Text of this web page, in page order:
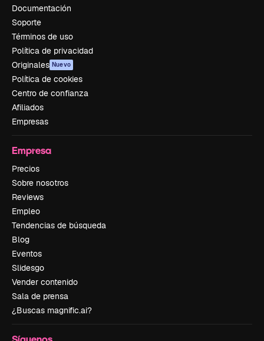
Documentación
Soporte
Términos de uso
Política de privacidad
Originales Nuevo
Política de cookies
Centro de confianza
Afiliados
Empresas
Empresa
Precios
Sobre nosotros
Reviews
Empleo
Tendencias de búsqueda
Blog
Eventos
Slidesgo
Vender contenido
Sala de prensa
¿Buscas magnific.ai?